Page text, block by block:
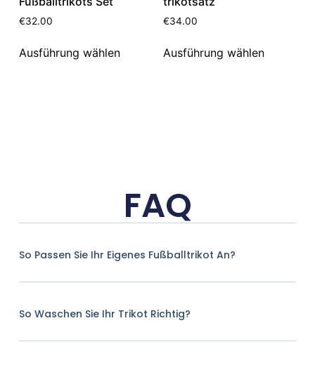
€32.00
Ausführung wählen
€34.00
Ausführung wählen
FAQ
So Passen Sie Ihr Eigenes Fußballtrikot An?
So Waschen Sie Ihr Trikot Richtig?